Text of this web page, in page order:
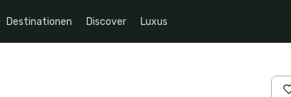
Destinationen Discover Luxus